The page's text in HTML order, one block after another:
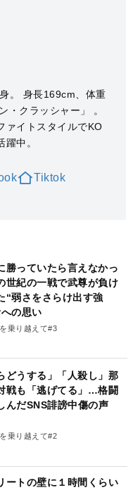
。 身長169cm、体重
・クラッシャー」 。
ァイトスタイルでKO
中。
Tiktok
勝っていたら言えなかっ
世紀の一戦で武尊が負け
“弱さをさらけ出す強
の思い
乗り越えて#3
どうする」「人殺し」那
戦も「逃げてる」…格闘
んだSNS誹謗中傷の声
乗り越えて#2
ートの壁に１時間くらい